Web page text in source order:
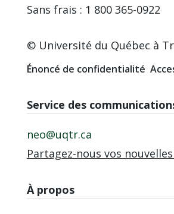
Sans frais : 1 800 365-0922
© Université du Québec à
Énoncé de confidentialité
Service des
neo@uqtr.ca
Partagez-nous vos nouvelles
À propos